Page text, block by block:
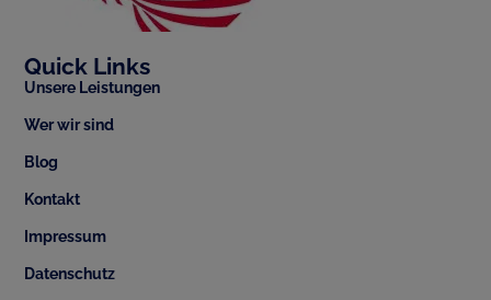
Quick Links
Unsere Leistungen
Wer wir sind
Blog
Kontakt
Impressum
Datenschutz